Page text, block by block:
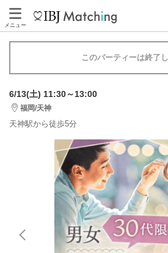
メニュー
このパーティーは終了
6/13(土) 11:30～13:00
福岡/天神
天神駅から徒歩5分